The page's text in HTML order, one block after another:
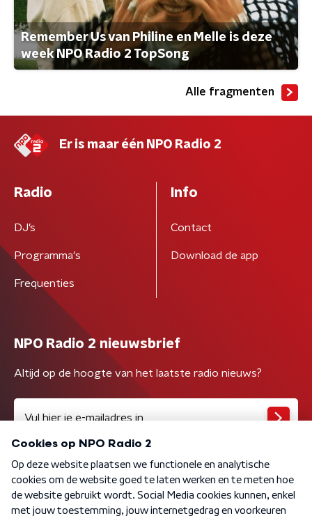
Remember Us van Philine en Melle is deze
week NPO Radio 2 TopSong
Alle fragmenten
Er is maar één NPO Radio 2
Radio
DJ’s
Programma's
Frequenties
Info
Contact
Download de app
NPO Radio 2 nieuwsbrief
Altijd op de hoogte van het laatste radio nieuws?
Algemene voorwaarden